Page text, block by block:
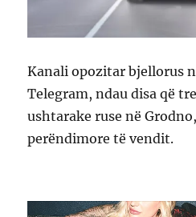
Kanali opozitar bjellorus
Telegram, ndau disa që
ushtarake ruse në
perëndimore të vendit.